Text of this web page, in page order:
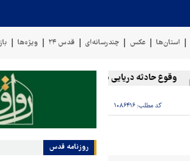
استان‌ها عکس چندرسانه‌ای قدس ۲۴ ویژه‌ها
وقوع حادثه دریایی در سواحل عمان سخنگوی
کد مطلب: ۱۰۸۶۴۱۶
روزنامه قدس